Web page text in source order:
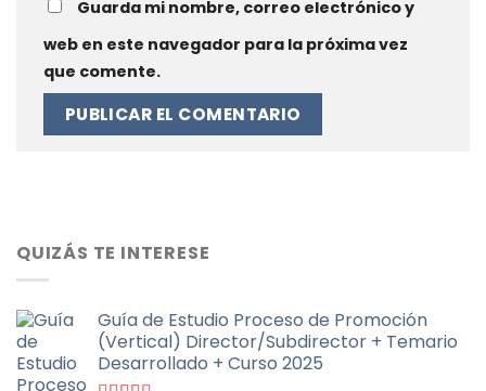
Guarda mi nombre, correo electrónico y
web en este navegador para la próxima vez
que comente.
QUIZÁS TE INTERESE
Guía de Estudio Proceso de Promoción
(Vertical) Director/Subdirector + Temario
Desarrollado + Curso 2025